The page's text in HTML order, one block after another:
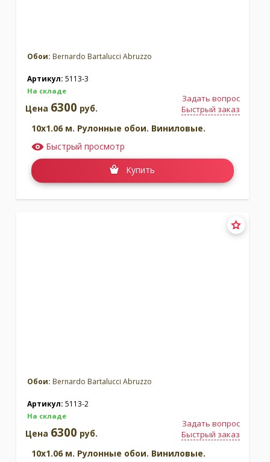
Обои: Bernardo Bartalucci Abruzzo
Артикул: 5113-3
На складе
Задать вопрос
Быстрый заказ
Цена 6300 руб.
10x1.06 м. Рулонные обои. Виниловые.
Быстрый просмотр
Купить
Обои: Bernardo Bartalucci Abruzzo
Артикул: 5113-2
На складе
Задать вопрос
Быстрый заказ
Цена 6300 руб.
10x1.06 м. Рулонные обои. Виниловые.